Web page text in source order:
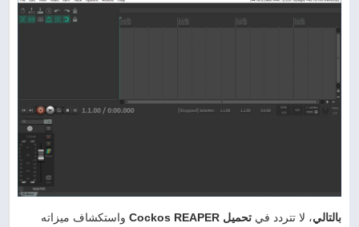
بالتالي، لا تتردد في تحميل Cockos REAPER
واستكشاف ميزاته